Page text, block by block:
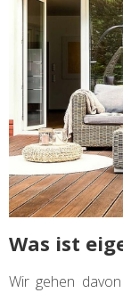
Was ist
Wir gehen